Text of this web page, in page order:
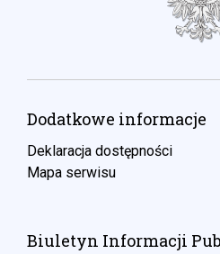
Dodatkowe informacje
Deklaracja dostępności
Mapa serwisu
Biuletyn Informacji